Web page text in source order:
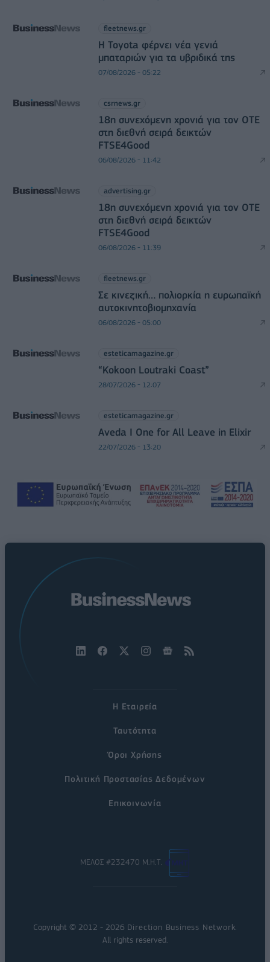
fleetnews.gr
Η Toyota φέρνει νέα γενιά
μπαταριών για τα υβριδικά της
07/08/2026 - 05:22
csrnews.gr
18η συνεχόμενη χρονιά για τον ΟΤΕ
στη διεθνή σειρά δεικτών
FTSE4Good
06/08/2026 - 11:42
advertising.gr
18η συνεχόμενη χρονιά για τον ΟΤΕ
στη διεθνή σειρά δεικτών
FTSE4Good
06/08/2026 - 11:39
fleetnews.gr
Σε κινεζική… πολιορκία η ευρωπαϊκή
αυτοκινητοβιομηχανία
06/08/2026 - 05:00
esteticamagazine.gr
“Kokoon Loutraki Coast”
28/07/2026 - 12:07
esteticamagazine.gr
Aveda I One for All Leave in Elixir
22/07/2026 - 13:20
Η Εταιρεία
Ταυτότητα
Όροι Χρήσης
Πολιτική Προστασίας Δεδομένων
Επικοινωνία
ΜΕΛΟΣ #232470 Μ.Η.Τ.
Copyright © 2012 - 2026 Direction Business Network
All rights reserved.